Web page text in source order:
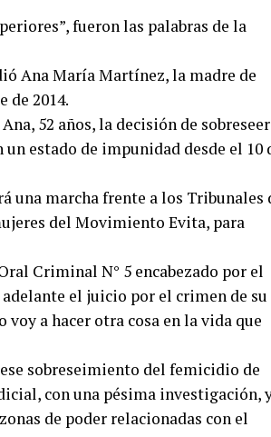
fueron las palabras de la
Ana María Martínez, la madre de
de 2014.
52 años, la decisión de sobreseer
estado de impunidad desde el 10
una marcha frente a los Tribunales
del Movimiento Evita, para
Criminal N° 5 encabezado por el
el juicio por el crimen de su
voy a hacer otra cosa en la vida que
sobreseimiento del femicidio de
con una pésima investigación,
de poder relacionadas con el